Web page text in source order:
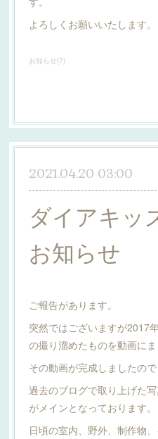
よろしくお願いいたします。
お知らせ(7)
2021.04.20 03:00
ダイアキッ
お知らせ
ご報告があります。
突然ではございますが2017
の撮り溜めたものを動画にま
その動画が完成しましたの
過去のブログで取り上げた
がメインとなっております。
日頃の室内、野外、制作物